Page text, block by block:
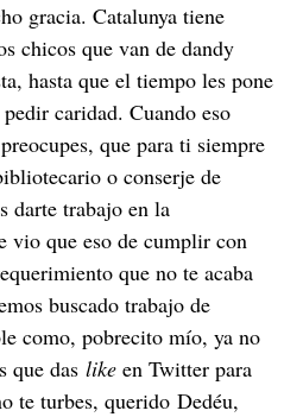
gracia. Catalunya tiene
chicos que van de dandy
hasta que el tiempo les pone
caridad. Cuando eso
que para ti siempre
o conserje de
darte trabajo en la
vio que eso de cumplir con
que no te acaba
buscado trabajo de
como, pobrecito mío, ya no
que das likeen Twitter para
te turbes, querido Dedéu,